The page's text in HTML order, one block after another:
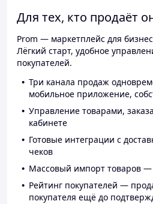
Для тех, кто продаёт
Prom — маркетплейс для
Лёгкий старт, удобное
покупателей.
Три канала продаж
мобильное приложение,
Управление товарами,
кабинете
Готовые интеграции с
чеков
Массовый импорт товаров —
Рейтинг покупателей —
покупателя ещё до